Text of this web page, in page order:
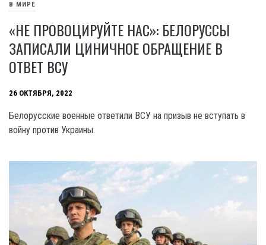
В МИРЕ
«НЕ ПРОВОЦИРУЙТЕ НАС»: БЕЛОРУССЫ
ЗАПИСАЛИ ЦИНИЧНОЕ ОБРАЩЕНИЕ В
ОТВЕТ ВСУ
26 ОКТЯБРЯ, 2022
Белорусские военные ответили ВСУ на призыв не вступать в
войну против Украины.